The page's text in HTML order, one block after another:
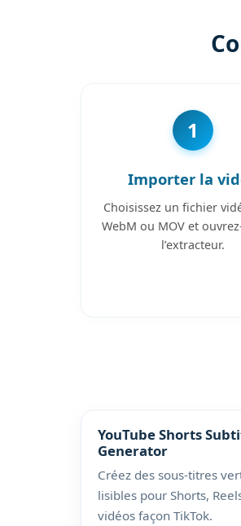
1
Importer la
Choisissez un fichier
WebM ou MOV et
l’extracteur.
YouTube Shorts
Generator
Créez des sous-titres
lisibles pour Shorts,
vidéos façon TikTok.